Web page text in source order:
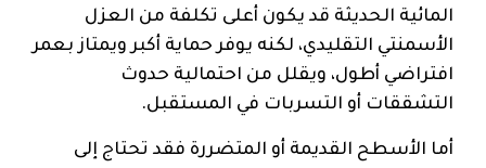
المائية الحديثة قد يكون أعلى تكلفة من العزل
الأسمنتي التقليدي، لكنه يوفر حماية أكبر ويمتاز بعمر
افتراضي أطول، ويقلل من احتمالية حدوث
التشققات أو التسربات في المستقبل.
أما الأسطح القديمة أو المتضررة فقد تحتاج إلى